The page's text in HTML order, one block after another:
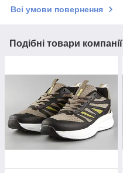
Всі умови повернення
Подібні товари компанії